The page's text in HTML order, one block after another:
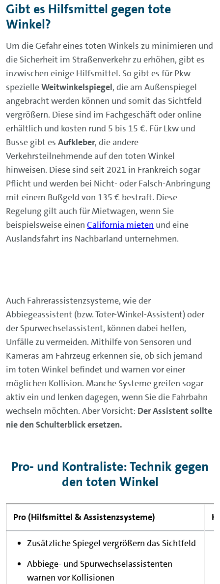
Gibt es Hilfsmittel gegen tote
Winkel?
Um die Gefahr eines toten Winkels zu minimieren und
die Sicherheit im Straßenverkehr zu erhöhen, gibt es
inzwischen einige Hilfsmittel. So gibt es für Pkw
spezielleWeitwinkelspiegel, die am Außenspiegel
angebracht werden können und somit das Sichtfeld
vergrößern. Diese sind im Fachgeschäft oder online
erhältlich und kosten rund 5 bis 15 €. Für Lkw und
Busse gibt es Aufkleber, die andere
Verkehrsteilnehmende auf den toten Winkel
hinweisen. Diese sind seit 2021 in Frankreich sogar
Pflicht und werden bei Nicht- oder Falsch-Anbringung
mit einem Bußgeld von 135 € bestraft. Diese
Regelung gilt auch für Mietwagen, wenn Sie
beispielsweise einen California mieten und eine
Auslandsfahrt ins Nachbarland unternehmen.
Auch Fahrerassistenzsysteme, wie der
Abbiegeassistent (bzw. Toter-Winkel-Assistent) oder
der Spurwechselassistent, können dabei helfen,
Unfälle zu vermeiden. Mithilfe von Sensoren und
Kameras am Fahrzeug erkennen sie, ob sich jemand
im toten Winkel befindet und warnen vor einer
möglichen Kollision. Manche Systeme greifen sogar
aktiv ein und lenken dagegen, wenn Sie die Fahrbahn
wechseln möchten. Aber Vorsicht: Der Assistent sollte
nie den Schulterblick ersetzen.
Pro- und Kontraliste: Technik gegen
den toten Winkel
Pro (Hilfsmittel & Assistenzsysteme)
Zusätzliche Spiegel vergrößern das Sichtfeld
Abbiege- und Spurwechselassistenten
warnen vor Kollisionen